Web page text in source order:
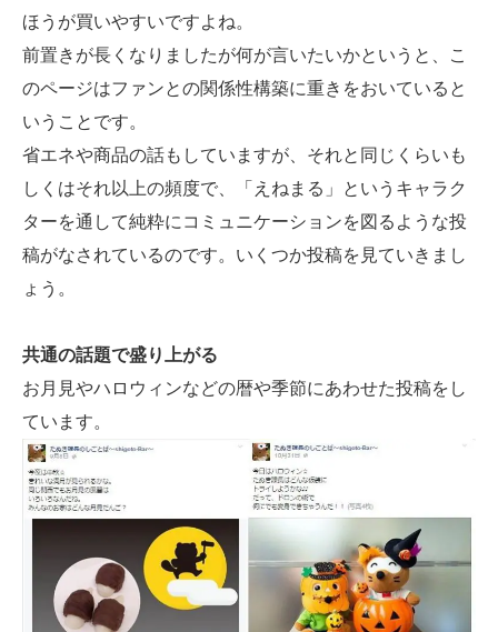
ほうが買いやすいですよね。
前置きが長くなりましたが何が言いたいかというと、こ
のページはファンとの関係性構築に重きをおいていると
いうことです。
省エネや商品の話もしていますが、それと同じくらいも
しくはそれ以上の頻度で、「えねまる」というキャラク
ターを通して純粋にコミュニケーションを図るような投
稿がなされているのです。いくつか投稿を見ていきまし
ょう。
共通の話題で盛り上がる
お月見やハロウィンなどの暦や季節にあわせた投稿をし
ています。